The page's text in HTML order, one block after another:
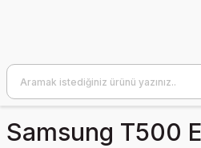
Samsung T500